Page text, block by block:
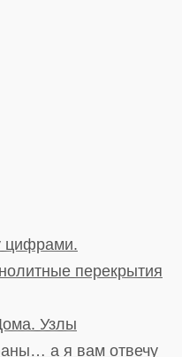
цифрами.
перекрытия
Узлы
а я вам отвечу